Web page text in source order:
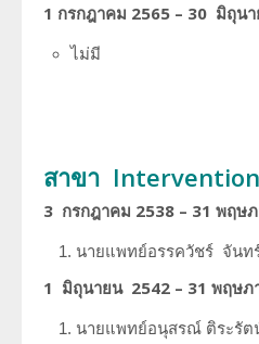
1 กรกฎาคม 2565 – 30 มิถุน
ไม่มี
สาขา
3 กรกฎาคม 2538 – 31 พฤษ
นายแพทย์อรรควัชร์ จันท
1 มิถุนายน 2542 – 31 พฤษภ
นายแพทย์อนุสรณ์ ติระรัต